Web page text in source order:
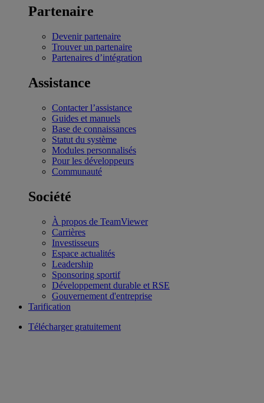
Partenaire
Devenir partenaire
Trouver un partenaire
Partenaires d’intégration
Assistance
Contacter l’assistance
Guides et manuels
Base de connaissances
Statut du système
Modules personnalisés
Pour les développeurs
Communauté
Société
À propos de TeamViewer
Carrières
Investisseurs
Espace actualités
Leadership
Sponsoring sportif
Développement durable et RSE
Gouvernement d'entreprise
Tarification
Télécharger gratuitement